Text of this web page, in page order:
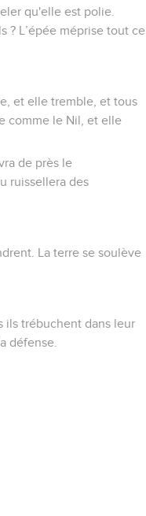
qu'elle est polie.
? L’épée méprise tout ce
et elle tremble, et tous
comme le Nil, et elle
de près le
ruissellera des
La terre se soulève
ils trébuchent dans leur
défense.